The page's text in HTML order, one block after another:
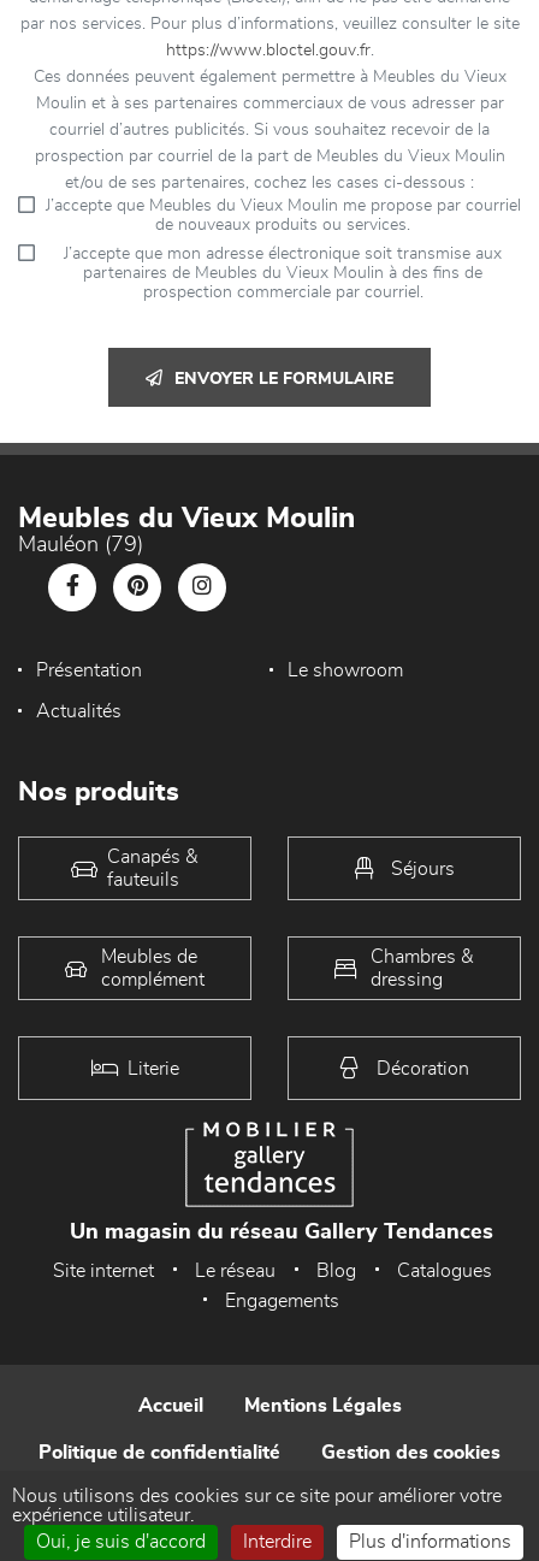
par nos services. Pour plus d’informations, veuillez consulter le site
https://www.bloctel.gouv.fr.
Ces données peuvent également permettre à Meubles du Vieux
Moulin et à ses partenaires commerciaux de vous adresser par
courriel d’autres publicités. Si vous souhaitez recevoir de la
prospection par courriel de la part de Meubles du Vieux Moulin
et/ou de ses partenaires, cochez les cases ci-dessous :
J’accepte que Meubles du Vieux Moulin me propose par courriel
de nouveaux produits ou services.
J’accepte que mon adresse électronique soit transmise aux
partenaires de Meubles du Vieux Moulin à des fins de
prospection commerciale par courriel.
ENVOYER LE FORMULAIRE
Meubles du Vieux Moulin
Mauléon (79)
Présentation Le showroom
Actualités
Nos produits
Canapés &
fauteuils
Séjours
Meubles de
complément
Chambres &
dressing
Literie Décoration
Un magasin du réseau Gallery Tendances
Site internet Le réseau Blog
Catalogues
Engagements
Accueil Mentions Légales
Politique de confidentialité Gestion des cookies
Contact
Nous utilisons des cookies sur ce site pour améliorer votre
expérience utilisateur.
Oui, je suis d'accord
Interdire Plus d'informations